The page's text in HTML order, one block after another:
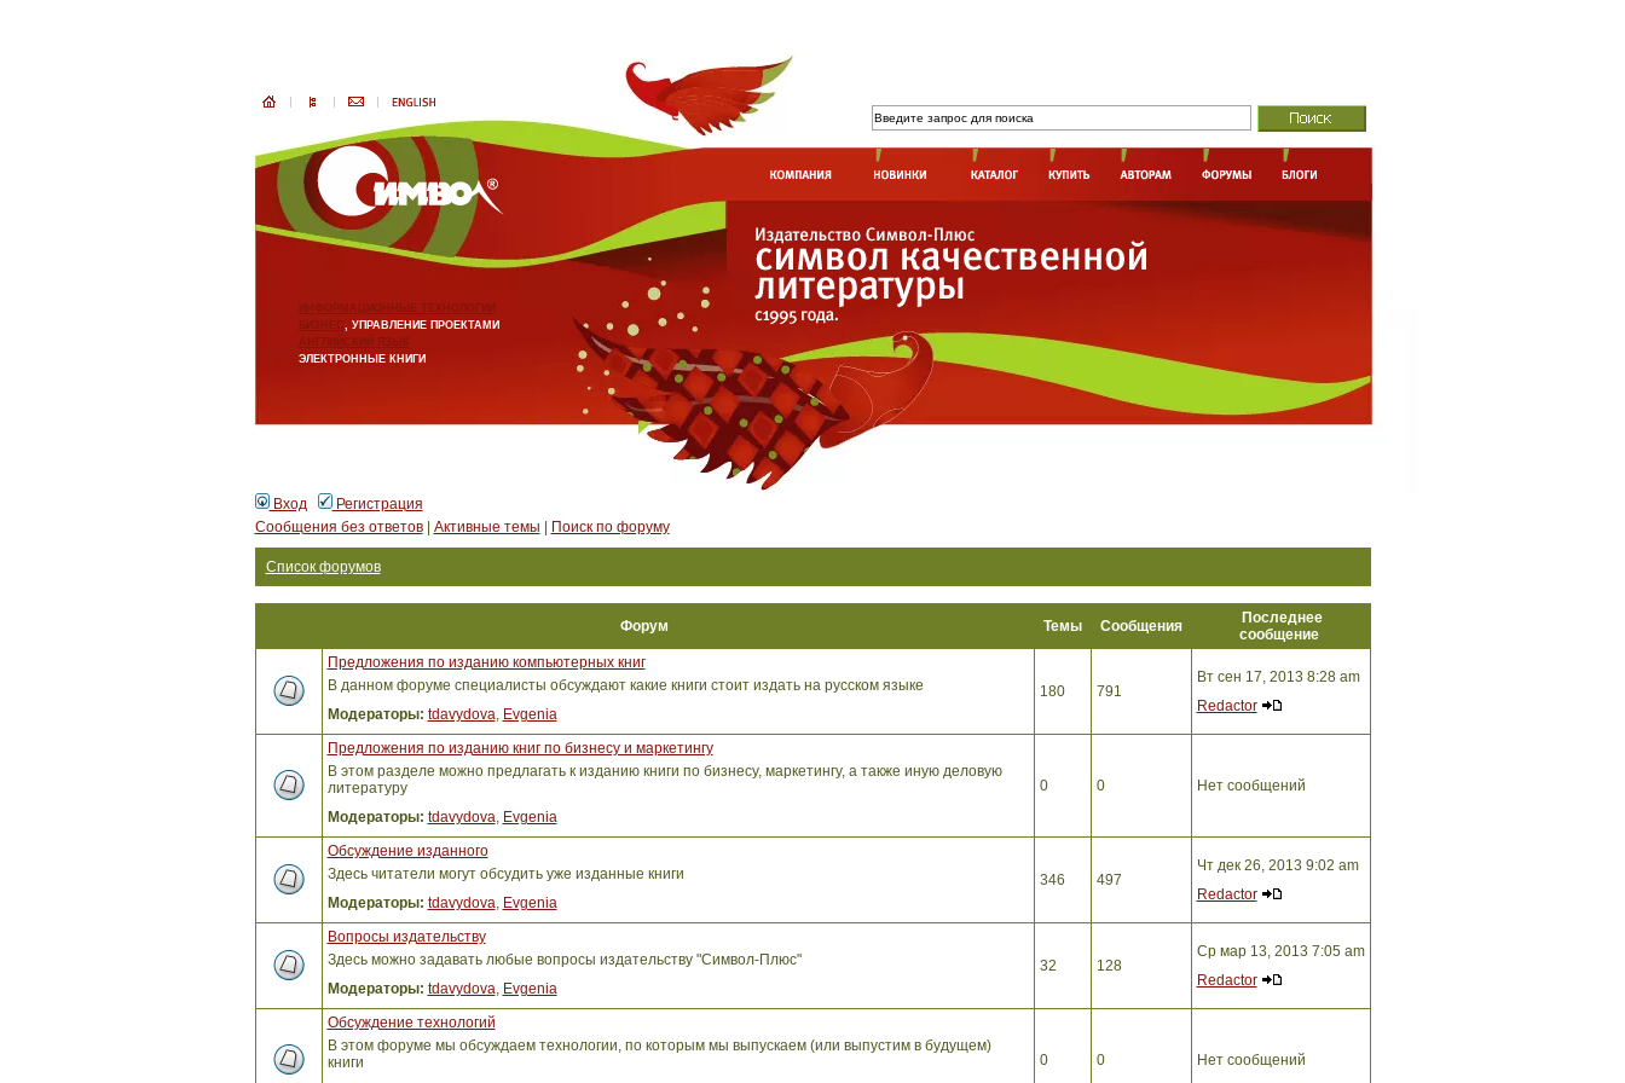
ИНФОРМАЦИОННЫЕ ТЕХНОЛОГИИ
БИЗНЕС, УПРАВЛЕНИЕ ПРОЕКТАМИ
АНГЛИЙСКИЙ ЯЗЫК
ЭЛЕКТРОННЫЕ КНИГИ
Вход
Регистрация
Сообщения без ответов| Активные темы Поиск по форуму
Список форумов
Форум Темы Сообщения
Последнее
сообщение
Предложения по изданию компьютерных книг
В данном форуме специалисты обсуждают какие книги стоит издать на русском языке
Модераторы: tdavydova, Evgenia
180 791
Вт сен 17, 2013 8:28 am
Redactor
Предложения по изданию книг по бизнесу и маркетингу
В этом разделе можно предлагать к изданию книги по бизнесу, маркетингу, а также иную деловую
литературу
Модераторы: tdavydova, Evgenia
0 0 Нет сообщений
Обсуждение изданного
Здесь читатели могут обсудить уже изданные книги
Модераторы: tdavydova, Evgenia
346 497
Чт дек 26, 2013 9:02 am
Redactor
Вопросы издательству
Здесь можно задавать любые вопросы издательству "Символ-Плюс"
Модераторы: tdavydova, Evgenia
32 128
Ср мар 13, 2013 7:05 am
Redactor
Обсуждение технологий
В этом форуме мы обсуждаем технологии, по которым мы выпускаем (или выпустим в будущем)
книги
0 0 Нет сообщений